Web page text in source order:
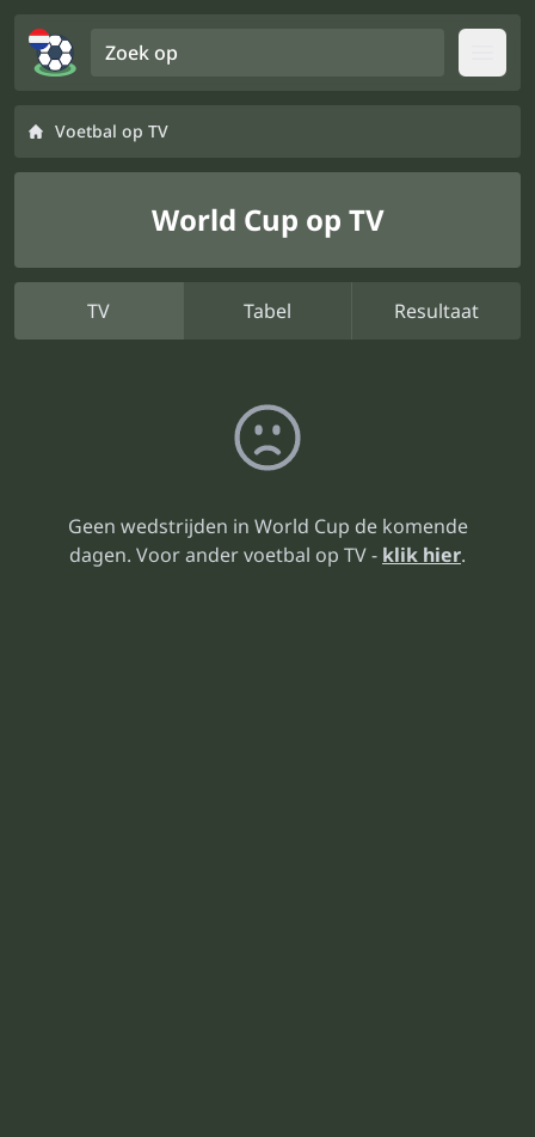
Voetbal op TV
World Cup op TV
TV Tabel Resultaat
Geen wedstrijden in World Cup de komende
dagen. Voor ander voetbal op TV - klik hier.